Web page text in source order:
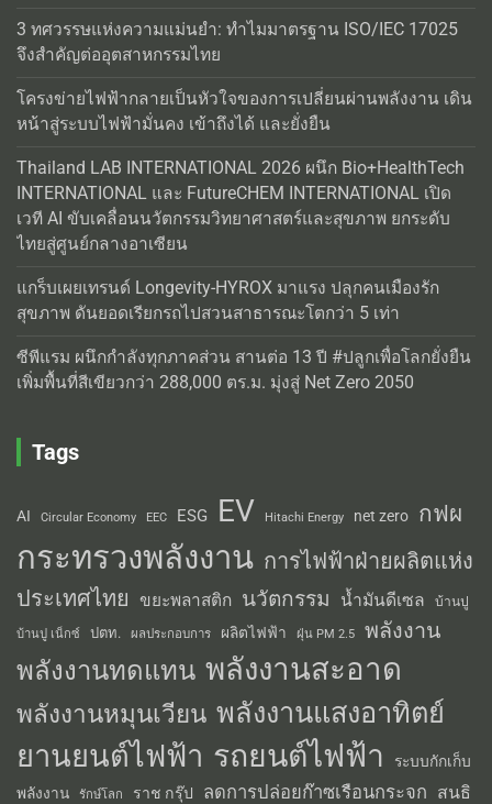
3 ทศวรรษแห่งความแม่นยำ: ทำไมมาตรฐาน ISO/IEC 17025
จึงสำคัญต่ออุตสาหกรรมไทย
โครงข่ายไฟฟ้ากลายเป็นหัวใจของการเปลี่ยนผ่านพลังงาน เดิน
หน้าสู่ระบบไฟฟ้ามั่นคง เข้าถึงได้ และยั่งยืน
Thailand LAB INTERNATIONAL 2026 ผนึก Bio+HealthTech
INTERNATIONAL และ FutureCHEM INTERNATIONAL เปิด
เวที AI ขับเคลื่อนนวัตกรรมวิทยาศาสตร์และสุขภาพ ยกระดับ
ไทยสู่ศูนย์กลางอาเซียน
แกร็บเผยเทรนด์ Longevity-HYROX มาแรง ปลุกคนเมืองรัก
สุขภาพ ดันยอดเรียกรถไปสวนสาธารณะโตกว่า 5 เท่า
ซีพีแรม ผนึกกำลังทุกภาคส่วน สานต่อ 13 ปี #ปลูกเพื่อโลกยั่งยืน
เพิ่มพื้นที่สีเขียวกว่า 288,000 ตร.ม. มุ่งสู่ Net Zero 2050
Tags
AI Circular Economy EEC ESG EV Hitachi Energy net zero กฟผ
กระทรวงพลังงาน การไฟฟ้าฝ่ายผลิตแห่ง
ประเทศไทย
ขยะพลาสติก นวัตกรรม น้ำมันดีเซล บ้านปู
บ้านปู เน็กซ์ ปตท. ผลประกอบการ ผลิตไฟฟ้า ฝุ่น PM 2.5 พลังงาน
พลังงานทดแทน พลังงานสะอาด
พลังงานหมุนเวียน พลังงานแสงอาทิตย์
ยานยนต์ไฟฟ้า รถยนต์ไฟฟ้า
ระบบกักเก็บ
พลังงาน
รักษ์โลก ราช กรุ๊ป ลดการปล่อยก๊าซเรือนกระจก สนธิ